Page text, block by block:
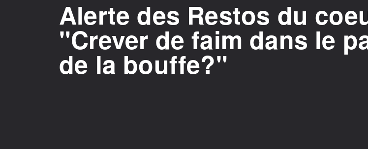
Alerte des Restos du
"Crever de faim dans le
de la bouffe?"